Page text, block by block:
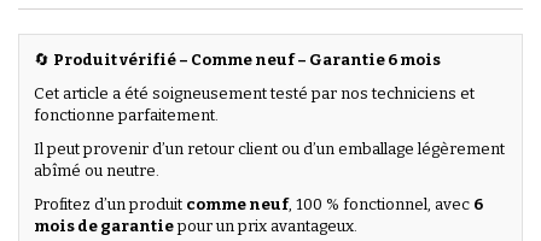
🔄 Produit vérifié – Comme neuf – Garantie 6 mois
Cet article a été soigneusement testé par nos techniciens et
fonctionne parfaitement.
Il peut provenir d’un retour client ou d’un emballage légèrement
abîmé ou neutre.
Profitez d’un produit comme neuf, 100 % fonctionnel, avec 6
mois de garantiepour un prix avantageux.